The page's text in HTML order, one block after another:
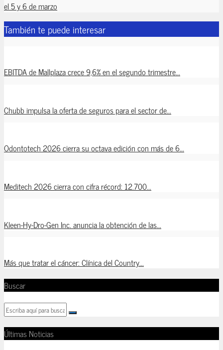
el 5 y 6 de marzo
También te puede interesar
EBITDA de Mallplaza crece 9,6% en el segundo trimestre...
Chubb impulsa la oferta de seguros para el sector de...
Odontotech 2026 cierra su octava edición con más de 6...
Meditech 2026 cierra con cifra récord: 12.700...
Kleen-Hy-Dro-Gen Inc. anuncia la obtención de las...
Más que tratar el cáncer: Clínica del Country...
Buscar
Últimas Noticias